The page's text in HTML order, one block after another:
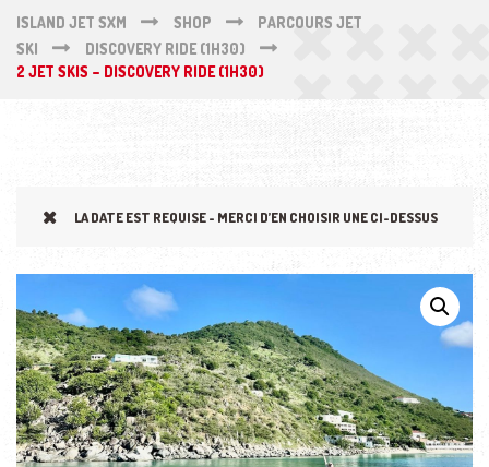
ISLAND JET SXM SHOP
PARCOURS JET
SKI
DISCOVERY RIDE (1H30)
2 JET SKIS – DISCOVERY RIDE (1H30)
LA DATE EST REQUISE - MERCI D’EN CHOISIR UNE CI-DESSUS